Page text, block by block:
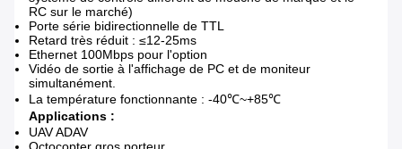
RC sur le marché)
Porte série bidirectionnelle de TTL
Retard très réduit : ≤12-25ms
Ethernet 100Mbps pour l'option
Vidéo de sortie à l'affichage de PC et de moniteur
simultanément.
La température fonctionnante : -40℃~+85℃
Applications :
UAV ADAV